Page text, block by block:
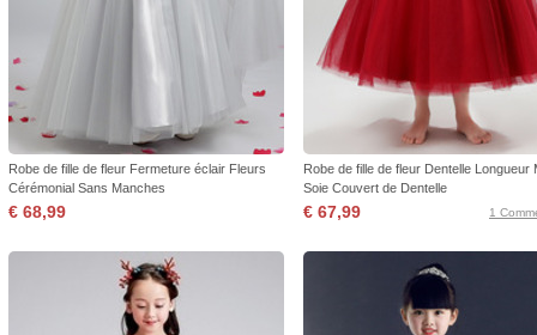
Robe de fille de fleur Fermeture éclair Fleurs
Cérémonial Sans Manches
€ 68,99
Robe de fille de fleur Dentelle Longueur
Soie Couvert de Dentelle
€ 67,99 1